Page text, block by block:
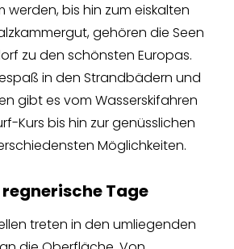
bis hin zum eiskalten
gehören die Seen
zu den schönsten Europas.
in den Strandbädern und
gibt es vom Wasserskifahren
Kurs bis hin zur genüsslichen
Möglichkeiten.
Tage
treten in den umliegenden